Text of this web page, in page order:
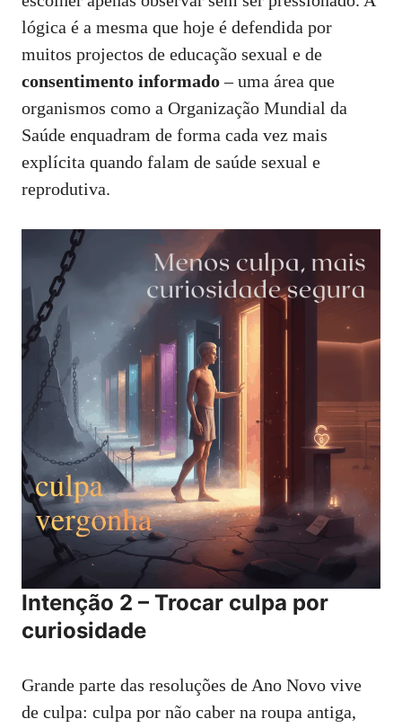
lógica é a mesma que hoje é defendida por
muitos projectos de educação sexual e de
consentimento informado– uma área que
organismos como a Organização Mundial da
Saúde enquadram de forma cada vez mais
explícita quando falam de saúde sexual e
reprodutiva.
Intenção 2 – Trocar culpa por
curiosidade
Grande parte das resoluções de Ano Novo vive
de culpa: culpa por não caber na roupa antiga,